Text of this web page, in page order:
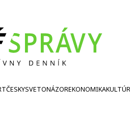
ČESKYSVETONÁZOREKONOMIKA